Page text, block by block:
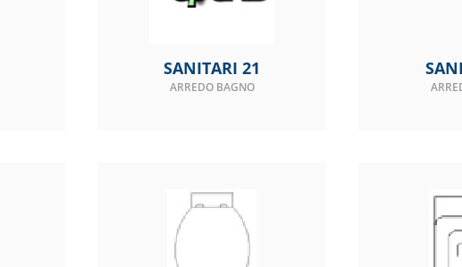
SANITARI 21
ARREDO BAGNO